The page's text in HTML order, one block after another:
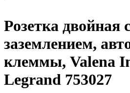
Розетка двойная
заземлением,
клеммы, Valena
Legrand 753027